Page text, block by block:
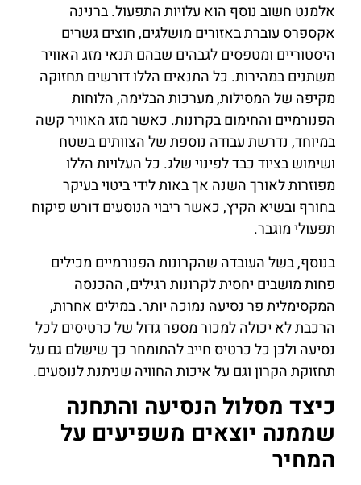
אלמנט חשוב נוסף הוא עלויות התפעול. ברנינה
אקספרס עוברת באזורים מושלגים, חוצים גשרים
היסטוריים ומטפסים לגבהים שבהם תנאי מזג האוויר
משתנים במהירות. כל התנאים הללו דורשים תחזוקה
מקיפה של המסילות, מערכות הבלימה, הלוחות
הפנורמיים והחימום בקרונות. כאשר מזג האוויר קשה
במיוחד, נדרשת עבודה נוספת של הצוותים בשטח
ושימוש בציוד כבד לפינוי שלג. כל העלויות הללו
מפוזרות לאורך השנה אך באות לידי ביטוי בעיקר
בחורף ובשיא הקיץ, כאשר ריבוי הנוסעים דורש פיקוח
תפעולי מוגבר.
בנוסף, בשל העובדה שהקרונות הפנורמיים מכילים
פחות מושבים יחסית לקרונות רגילים, ההכנסה
המקסימלית פר נסיעה נמוכה יותר. במילים אחרות,
הרכבת לא יכולה למכור מספר גדול של כרטיסים לכל
נסיעה ולכן כל כרטיס חייב להתומחר כך שישלם גם על
תחזוקת הקרון וגם על איכות החוויה שניתנת לנוסעים.
כיצד מסלול הנסיעה והתחנה
שממנה יוצאים משפיעים על
המחיר